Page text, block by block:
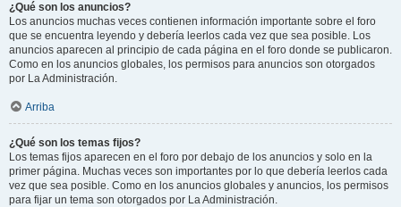
¿Qué son los anuncios?
Los anuncios muchas veces contienen información importante sobre el foro
que se encuentra leyendo y debería leerlos cada vez que sea posible. Los
anuncios aparecen al principio de cada página en el foro donde se publicaron.
Como en los anuncios globales, los permisos para anuncios son otorgados
por La Administración.
Arriba
¿Qué son los temas fijos?
Los temas fijos aparecen en el foro por debajo de los anuncios y solo en la
primer página. Muchas veces son importantes por lo que debería leerlos cada
vez que sea posible. Como en los anuncios globales y anuncios, los permisos
para fijar un tema son otorgados por La Administración.